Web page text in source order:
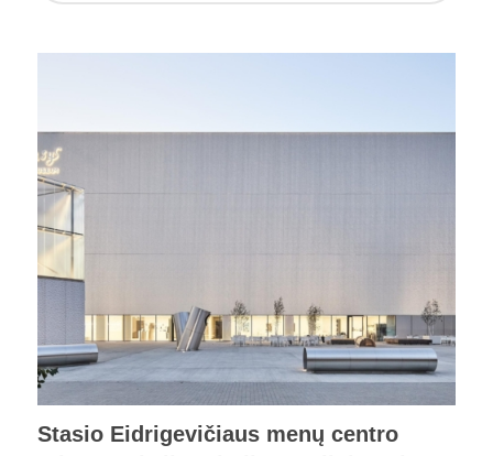
Stasio Eidrigevičiaus menų centro